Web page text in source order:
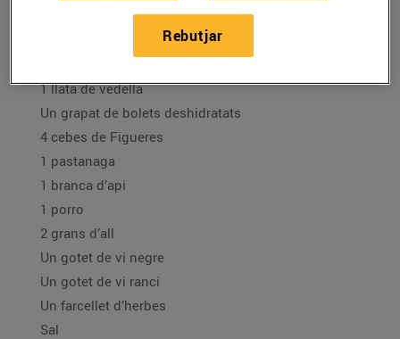
1 llata de vedella
Un grapat de bolets deshidratats
4 cebes de Figueres
1 pastanaga
1 branca d’api
1 porro
2 grans d’all
Un gotet de vi negre
Un gotet de vi ranci
Un farcellet d’herbes
Sal
Rebutjar